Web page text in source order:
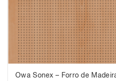
Owa Sonex – Forro de